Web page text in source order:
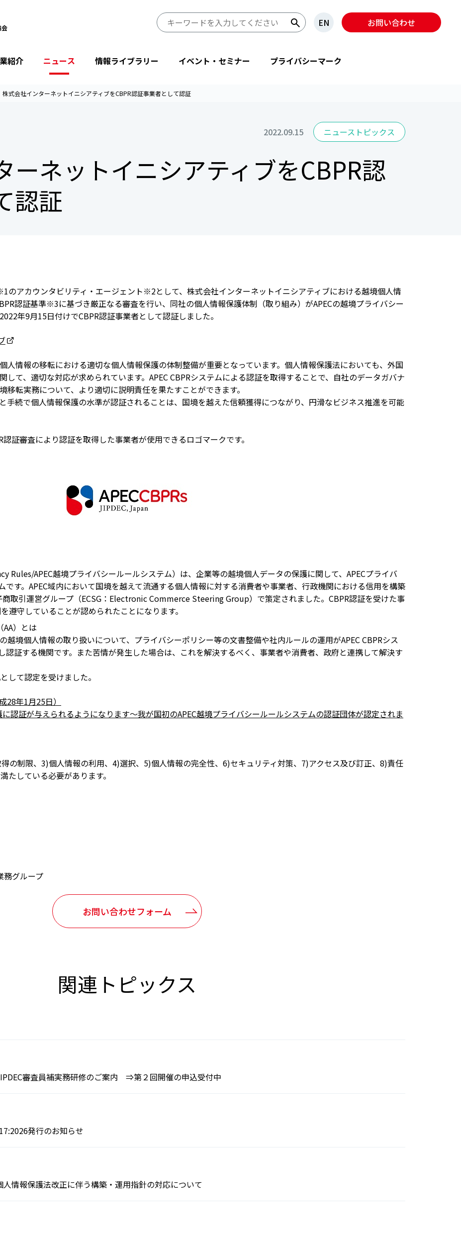
会 EN お問い合わせ
協会情報
プライバシーマーク25周年特別企画
紹介
テーマから探す
ニュース
省庁・他団体より
情報配信サービス
情報ライブラリー
情報マネジメントシステム関連文書
デジタル社会における消費者意識調査
イベント・セミナー
後援・協賛
プライバシーマーク
株式会社インターネットイニシアティブをCBPR認証事業者として認証
2022.09.15 ニューストピックス
ーネットイニシアティブをCBPR認
認証
のアカウンタビリティ・エージェント※2として、株式会社インターネットイニシアティブにおける越境個人情
認証基準※3に基づき厳正なる審査を行い、同社の個人情報保護体制（取り組み）がAPECの越境プライバシー
年9月15日付けでCBPR認証事業者として認証しました。
人情報の移転における適切な個人情報保護の体制整備が重要となっています。個人情報保護法においても、外国
して、適切な対応が求められています。APEC CBPRシステムによる認証を取得することで、自社のデータガバナ
転実務について、より適切に説明責任を果たすことができます。
手続で個人情報保護の水準が認証されることは、国境を越えた信頼獲得につながり、円滑なビジネス推進を可能
証審査により認証を取得した事業者が使用できるロゴマークです。
Rules/APEC越境プライバシールールシステム）は、企業等の越境個人データの保護に関して、APECプライバ
す。APEC域内において国境を越えて流通する個人情報に対する消費者や事業者、行政機関における信用を構築
商取引運営グループ（ECSG：Electronic Commerce Steering Group）で策定されました。CBPR認証を受けた事
遵守していることが認められたことになります。
）とは
越境個人情報の取り扱いについて、プライバシーポリシー等の文書整備や社内ルールの運用がAPEC CBPRシス
認証する機関です。また苦情が発生した場合は、これを解決するべく、事業者や消費者、政府と連携して解決す
して認定を受けました。
年1月25日）
に認証が与えられるようになります～我が国初のAPEC越境プライバシールールシステムの認証団体が認定されま
の制限、3)個人情報の利用、4)選択、5)個人情報の完全性、6)セキュリティ対策、7)アクセス及び訂正、8)責任
たしている必要があります。
グループ
お問い合わせフォーム
関連トピックス
審査員補実務研修のご案内 ⇒第２回開催の申込受付中
発行のお知らせ
人情報保護法改正に伴う構築・運用指針の対応について